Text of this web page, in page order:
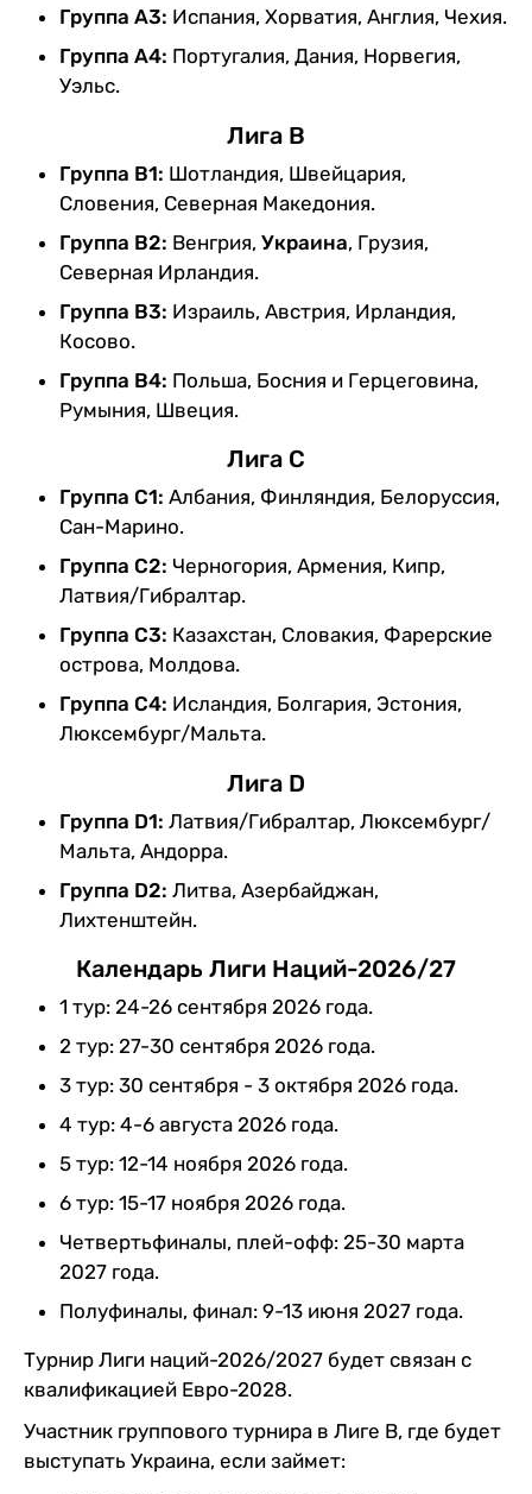
Группа A3: Испания, Хорватия, Англия, Чехия.
Группа A4: Португалия, Дания, Норвегия,
Уэльс.
Лига В
Группа B1: Шотландия, Швейцария,
Словения, Северная Македония.
Группа B2: Венгрия, Украина, Грузия,
Северная Ирландия.
Группа B3: Израиль, Австрия, Ирландия,
Косово.
Группа B4: Польша, Босния и Герцеговина,
Румыния, Швеция.
Лига С
Группа С1: Албания, Финляндия, Белоруссия,
Сан-Марино.
Группа С2: Черногория, Армения, Кипр,
Латвия/Гибралтар.
Группа С3: Казахстан, Словакия, Фарерские
острова, Молдова.
Группа С4: Исландия, Болгария, Эстония,
Люксембург/Мальта.
Лига D
Группа D1: Латвия/Гибралтар, Люксембург/
Мальта, Андорра.
Группа D2: Литва, Азербайджан,
Лихтенштейн.
Календарь Лиги Наций-2026/27
1 тур: 24-26 сентября 2026 года.
2 тур: 27-30 сентября 2026 года.
3 тур: 30 сентября - 3 октября 2026 года.
4 тур: 4-6 августа 2026 года.
5 тур: 12-14 ноября 2026 года.
6 тур: 15-17 ноября 2026 года.
Четвертьфиналы, плей-офф: 25-30 марта
2027 года.
Полуфиналы, финал: 9-13 июня 2027 года.
Турнир Лиги наций-2026/2027 будет связан с
квалификацией Евро-2028.
Участник группового турнира в Лиге В, где будет
выступать Украина, если займет: